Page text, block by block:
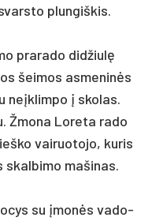
plun­giš­kis.
pra­ra­do did­žiulę
šei­mos as­me­ninės
ne­įklim­po į sko­las.
Žmo­na Lo­re­ta ra­do
vai­ruo­to­jo, ku­ris
ma­ši­nas.
su įmonės va­do­